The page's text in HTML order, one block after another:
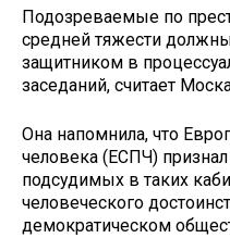
Подозреваемые по
средней тяжести
защитником в
заседаний, считает
Она напомнила, что
человека (ЕСПЧ)
подсудимых в таких
человеческого
демократическом